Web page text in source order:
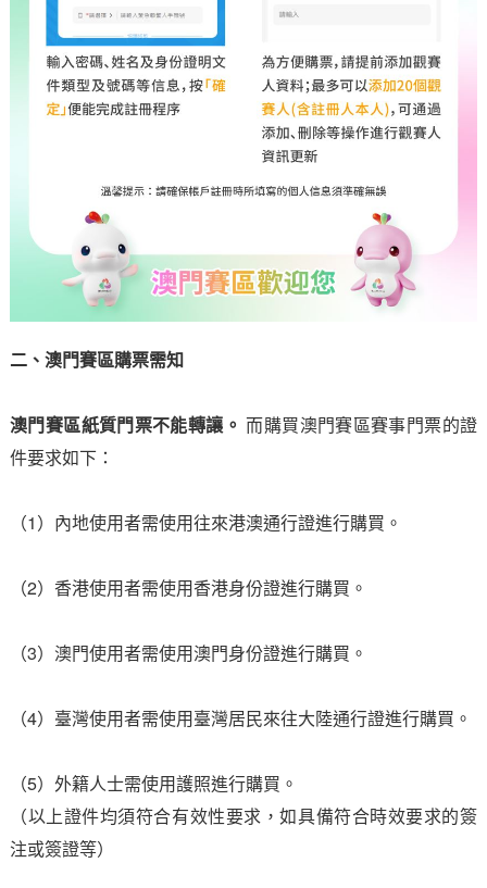
二、澳門賽區購票需知
澳門賽區紙質門票不能轉讓。 而購買澳門賽區賽事門票的證
件要求如下：
（1）內地使用者需使用往來港澳通行證進行購買。
（2）香港使用者需使用香港身份證進行購買。
（3）澳門使用者需使用澳門身份證進行購買。
（4）臺灣使用者需使用臺灣居民來往大陸通行證進行購買。
（5）外籍人士需使用護照進行購買。
（以上證件均須符合有效性要求，如具備符合時效要求的簽
注或簽證等）